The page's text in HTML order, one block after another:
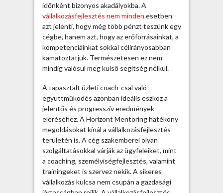
g
y
z
z
időnként bizonyos akadályokba. A
vállalkozásfejlesztés nem minden esetben
azt jelenti, hogy még több pénzt teszünk egy
cégbe, hanem azt, hogy az erőforrásainkat, a
kompetenciáinkat sokkal célirányosabban
kamatoztatjuk. Természetesen ez nem
mindig valósul meg külső segítség nélkül.
A tapasztalt üzleti coach-csal való
együttműködés azonban ideális eszköz a
jelentős és progresszív eredmények
eléréséhez. A Horizont Mentoring hatékony
megoldásokat kínál a vállalkozásfejlesztés
területén is. A cég szakemberei olyan
szolgáltatásokkal várják az ügyfeleiket, mint
a coaching, személyiségfejlesztés, valamint
trainingeket is szervez nekik. A sikeres
vállalkozás kulcsa nem csupán a gazdasági